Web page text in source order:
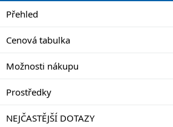
Přehled
Cenová tabulka
Možnosti nákupu
Prostředky
NEJČASTĚJŠÍ DOTAZY